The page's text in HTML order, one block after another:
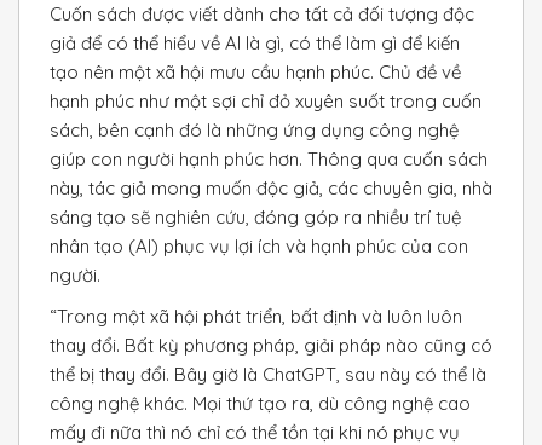
Cuốn sách được viết dành cho tất cả đối tượng độc
giả để có thể hiểu về Al là gì, có thể làm gì để kiến
tạo nên một xã hội mưu cầu hạnh phúc. Chủ đề về
hạnh phúc như một sợi chỉ đỏ xuyên suốt trong cuốn
sách, bên cạnh đó là những ứng dụng công nghệ
giúp con người hạnh phúc hơn. Thông qua cuốn sách
này, tác giả mong muốn độc giả, các chuyên gia, nhà
sáng tạo sẽ nghiên cứu, đóng góp ra nhiều trí tuệ
nhân tạo (Al) phục vụ lợi ích và hạnh phúc của con
người.
“Trong một xã hội phát triển, bất định và luôn luôn
thay đổi. Bất kỳ phương pháp, giải pháp nào cũng có
thể bị thay đổi. Bây giờ là ChatGPT, sau này có thể là
công nghệ khác. Mọi thứ tạo ra, dù công nghệ cao
mấy đi nữa thì nó chỉ có thể tồn tại khi nó phục vụ